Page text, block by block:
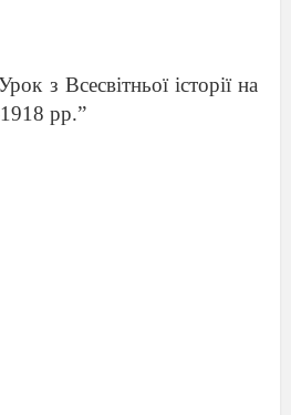
з Всесвітньої історії на
рр.”